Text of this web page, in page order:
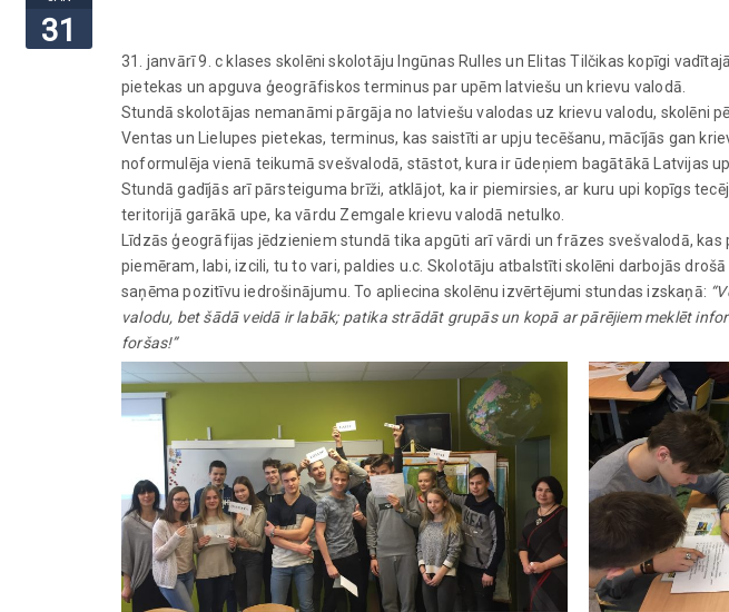
31
31. janvārī 9. c klases skolēni skolotāju Ingūnas Rulles un Elitas Tilčikas kopīgi
pietekas un apguva ģeogrāfiskos terminus par upēm latviešu un krievu valodā.
Stundā skolotājas nemanāmi pārgāja no latviešu valodas uz krievu valodu, skolēni
Ventas un Lielupes pietekas, terminus, kas saistīti ar upju tecēšanu, mācījās gan
noformulēja vienā teikumā svešvalodā, stāstot, kura ir ūdeņiem bagātākā Latvijas
Stundā gadījās arī pārsteiguma brīži, atklājot, ka ir piemirsies, ar kuru upi kopīgs
teritorijā garākā upe, ka vārdu Zemgale krievu valodā netulko.
Līdzās ģeogrāfijas jēdzieniem stundā tika apgūti arī vārdi un frāzes svešvalodā,
piemēram, labi, izcili, tu to vari, paldies u.c. Skolotāju atbalstīti skolēni darbojās
saņēma pozitīvu iedrošinājumu. To apliecina skolēnu izvērtējumi stundas izskaņā:
valodu, bet šādā veidā ir labāk; patika strādāt grupās un kopā ar pārējiem meklēt
foršas!”